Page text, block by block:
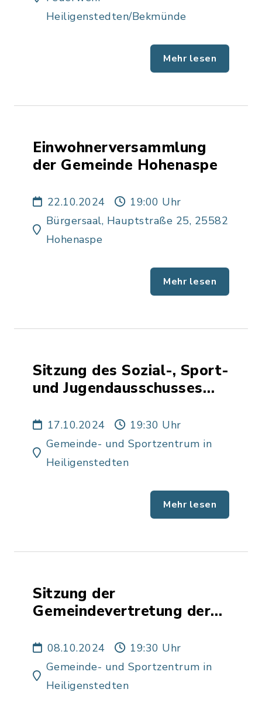
Heiligenstedten/Bekmünde
Mehr lesen
Einwohnerversammlung
der Gemeinde Hohenaspe
22.10.2024
19:00 Uhr
Bürgersaal, Hauptstraße 25, 25582
Hohenaspe
Mehr lesen
Sitzung des Sozial-, Sport-
und Jugendausschusses
Heiligenstedten
17.10.2024
19:30 Uhr
Gemeinde- und Sportzentrum in
Heiligenstedten
Mehr lesen
Sitzung der
Gemeindevertretung der
08.10.2024
19:30 Uhr
Gemeinde- und Sportzentrum in
Heiligenstedten